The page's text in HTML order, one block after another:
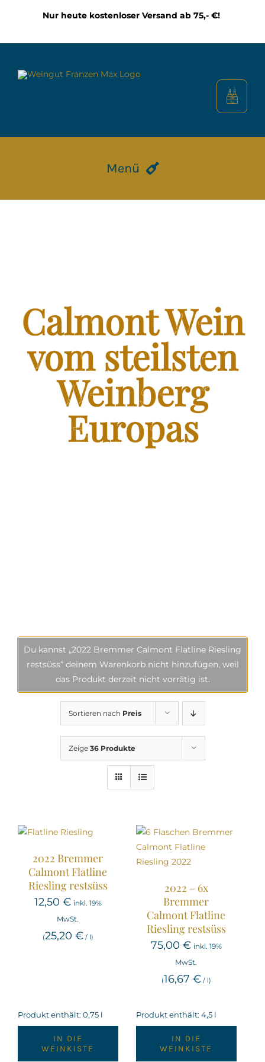
Nur heute kostenloser Versand ab 75,- €!
Menü
BLOG – CALMONT WINE
KONTAKT
Calmont Wein
vom steilsten
Weinberg
Europas
Du kannst „2022 Bremmer Calmont Flatline Riesling
restsüss“ deinem Warenkorb nicht hinzufügen, weil
das Produkt derzeit nicht vorrätig ist.
Sortieren nach Preis
Zeige 36 Produkte
2022 Bremmer
Calmont Flatline
Riesling restsüss
12,50 € inkl. 19%
MwSt.
(25,20 €/ l)
Produkt enthält: 0,75 l
IN DIE
WEINKISTE
2022 – 6x
Bremmer
Calmont Flatline
Riesling restsüss
75,00 € inkl. 19%
MwSt.
(16,67 €/ l)
Produkt enthält: 4,5 l
IN DIE
WEINKISTE